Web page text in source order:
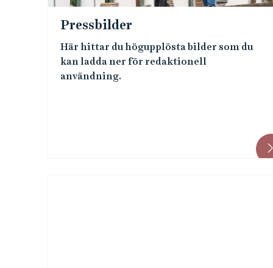
n
Pressbilder
Här hittar du högupplösta bilder som du
kan ladda ner för redaktionell
användning.